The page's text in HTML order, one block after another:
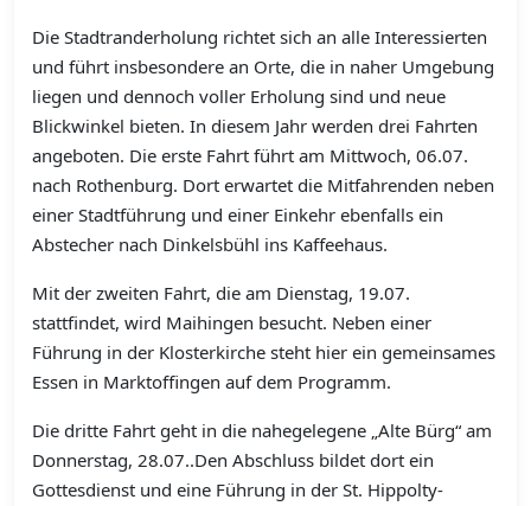
Die Stadtranderholung richtet sich an alle Interessierten
und führt insbesondere an Orte, die in naher Umgebung
liegen und dennoch voller Erholung sind und neue
Blickwinkel bieten. In diesem Jahr werden drei Fahrten
angeboten. Die erste Fahrt führt am Mittwoch, 06.07.
nach Rothenburg. Dort erwartet die Mitfahrenden neben
einer Stadtführung und einer Einkehr ebenfalls ein
Abstecher nach Dinkelsbühl ins Kaffeehaus.
Mit der zweiten Fahrt, die am Dienstag, 19.07.
stattfindet, wird Maihingen besucht. Neben einer
Führung in der Klosterkirche steht hier ein gemeinsames
Essen in Marktoffingen auf dem Programm.
Die dritte Fahrt geht in die nahegelegene „Alte Bürg“ am
Donnerstag, 28.07..Den Abschluss bildet dort ein
Gottesdienst und eine Führung in der St. Hippolty-